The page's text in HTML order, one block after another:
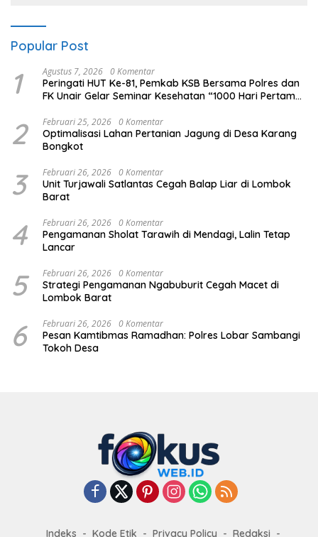
Popular Post
1 Agustus 7, 2026 0 Komentar
Peringati HUT Ke-81, Pemkab KSB Bersama Polres dan
FK Unair Gelar Seminar Kesehatan “1000 Hari Pertama
2 Februari 25, 2026 0 Komentar
Optimalisasi Lahan Pertanian Jagung di Desa Karang
Bongkot
3 Februari 26, 2026 0 Komentar
Unit Turjawali Satlantas Cegah Balap Liar di Lombok
Barat
4 Februari 26, 2026 0 Komentar
Pengamanan Sholat Tarawih di Mendagi, Lalin Tetap
Lancar
5 Februari 26, 2026 0 Komentar
Strategi Pengamanan Ngabuburit Cegah Macet di
Lombok Barat
6 Februari 26, 2026 0 Komentar
Pesan Kamtibmas Ramadhan: Polres Lobar Sambangi
Tokoh Desa
Indeks Kode Etik Privacy Policy Redaksi